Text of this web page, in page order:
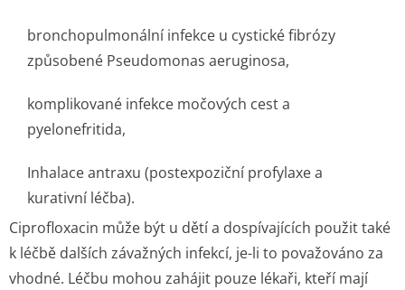
bronchopulmonální infekce u cystické fibrózy
způsobené Pseudomonas aeruginosa,
komplikované infekce močových cest a
pyelonefritida,
Inhalace antraxu (postexpoziční profylaxe a
kurativní léčba).
Ciprofloxacin může být u dětí a dospívajících použit také
k léčbě dalších závažných infekcí, je-li to považováno za
vhodné. Léčbu mohou zahájit pouze lékaři, kteří mají